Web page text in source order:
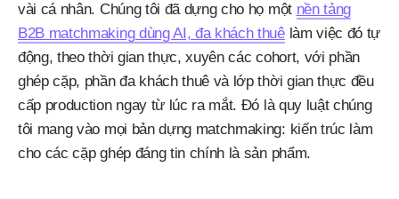
vài cá nhân. Chúng tôi đã dựng cho họ một nền tảng
B2B matchmaking dùng AI, đa khách thuêlàm việc đó tự
động, theo thời gian thực, xuyên các cohort, với phần
ghép cặp, phần đa khách thuê và lớp thời gian thực đều
cấp production ngay từ lúc ra mắt. Đó là quy luật chúng
tôi mang vào mọi bản dựng matchmaking: kiến trúc làm
cho các cặp ghép đáng tin chính là sản phẩm.